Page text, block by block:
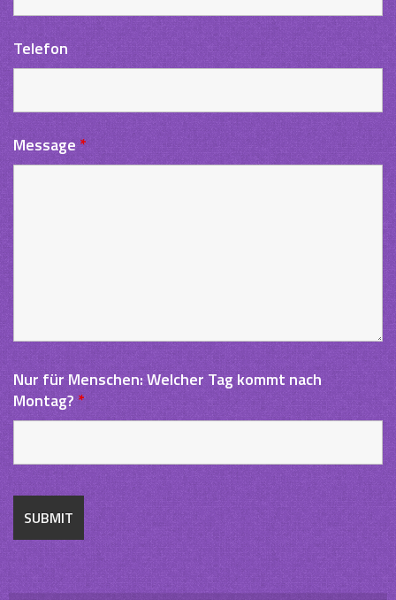
Telefon
Message *
Nur für Menschen: Welcher Tag kommt nach
Montag?*